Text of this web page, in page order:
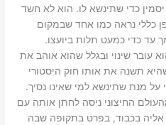
כדי שתינשא לו. הוא לא חשד
כללי נראה כמו אחד שבמקום
עד כדי כמעט תלות ביועצו.
עובר שינוי ובגלל שהוא אוהב את
תשנה את אותו חוק היסטורי
על מנת שתינשא למי שאינו נסיך.
החיצוני ניסה לחתן אותה עם
אליה בכבוד, בפרט בתקופה שבה